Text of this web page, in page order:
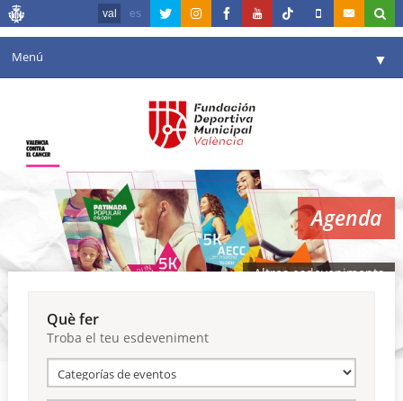
val es
Menú ▼
Agenda
Instal·lacions
Comunicació ▼
València en esport ▼
Reserves
Agenda
Altres esdeveniments
Què fer
Troba el teu esdeveniment